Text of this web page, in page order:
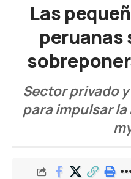
Las
peruanas
Sector privado
para impulsar